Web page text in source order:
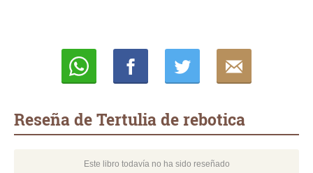
Reseña de Tertulia de rebotica
Este libro todavía no ha sido reseñado